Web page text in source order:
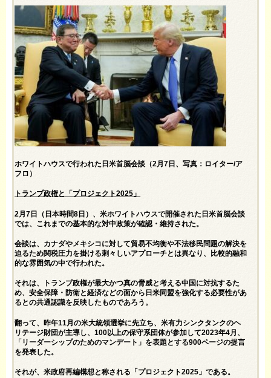
ホワイトハウスで行われた日米首脳会談（2月7日、写真：ロイター/ア
フロ）
トランプ政権と「プロジェクト2025」
2月7日（日本時間8日）、米ホワイトハウスで開催された日米首脳会談
では、これまでの基本的な対中政策が確認・維持された。
会談は、カナダやメキシコに対して貿易不均衡や不法移民問題の解決を
迫るため関税圧力を掛ける刺々しいアプローチとは異なり、比較的融和
的な雰囲気の中で行われた。
それは、トランプ政権が最大かつ真の脅威と考える中国に対抗するた
め、安全保障・防衛と経済などの面から日米同盟を強化する必要性があ
るとの共通認識を反映したものであろう。
翻って、昨年11月の米大統領選挙に先立ち、米有力シンクタンクのヘ
リテージ財団が主導し、100以上の保守系団体が参加して2023年4月、
「リーダーシップのためのマンデート」を表題とする900ページの提言
を発表した。
それが、米政府再編構想と称される「プロジェクト2025」である。